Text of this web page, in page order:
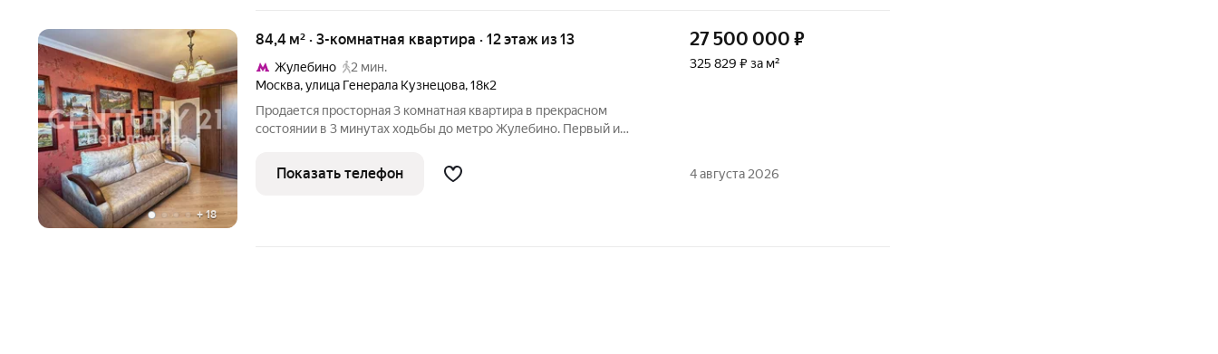
+18
84,4 м² · 3-комнатная квартира · 12 этаж из 13
Жулебино
2 мин.
Москва,улица Генерала Кузнецова,18к2
Продается просторная 3 комнатная квартира в прекрасном
состоянии в 3 минутах ходьбы до метро Жулебино. Первый и
Без обременений. Квартира общей площадью 84,4 кв. м,(учетом
3х лоджий и
27 500 000 ₽
325 829 ₽ за м²
Показать телефон 4 августа 2026